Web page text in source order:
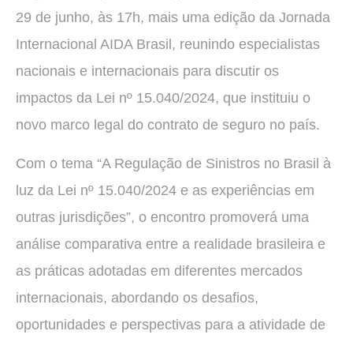
29 de junho, às 17h, mais uma edição da Jornada
Internacional AIDA Brasil, reunindo especialistas
nacionais e internacionais para discutir os
impactos da Lei nº 15.040/2024, que instituiu o
novo marco legal do contrato de seguro no país.
Com o tema “A Regulação de Sinistros no Brasil à
luz da Lei nº 15.040/2024 e as experiências em
outras jurisdições”, o encontro promoverá uma
análise comparativa entre a realidade brasileira e
as práticas adotadas em diferentes mercados
internacionais, abordando os desafios,
oportunidades e perspectivas para a atividade de